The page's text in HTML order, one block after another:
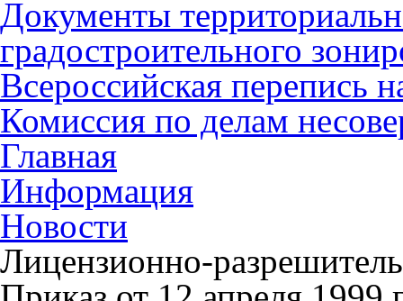
Документы
градостроительного
Всероссийская перепись
Комиссия по делам
Главная
Информация
Новости
Лицензионно-